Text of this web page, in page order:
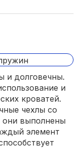
и долговечны.
и
кроватей.
чехлы со
они выполнены
элемент